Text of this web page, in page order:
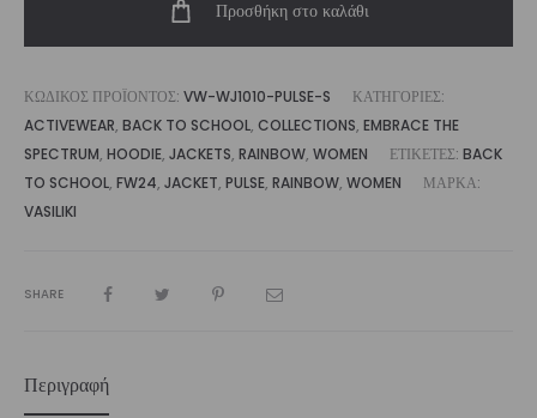
Προσθήκη στο καλάθι
ΚΩΔΙΚΌΣ ΠΡΟΪΌΝΤΟΣ: VW-WJ1010-PULSE-S
ΚΑΤΗΓΟΡΊΕΣ:
ACTIVEWEAR, BACK TO SCHOOL, COLLECTIONS, EMBRACE THE
SPECTRUM, HOODIE, JACKETS, RAINBOW, WOMEN ΕΤΙΚΈΤΕΣ: BACK
TO SCHOOL, FW24, JACKET, PULSE, RAINBOW, WOMEN
ΜΆΡΚΑ:
VASILIKI
SHARE
Περιγραφή